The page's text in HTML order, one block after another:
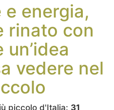
e energia,
rinato con
vedere nel
piccolo d'Italia: 31